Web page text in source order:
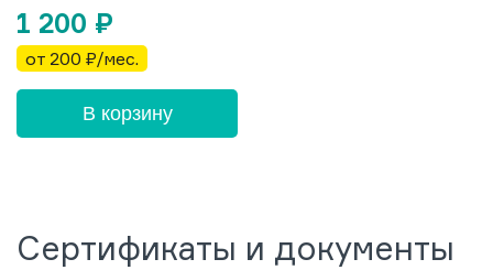
1 200 ₽
от 200 ₽/мес.
В корзину
Сертификаты и документы